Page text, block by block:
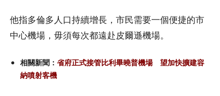
他指多倫多人口持續增長，市民需要一個便捷的市
中心機場，毋須每次都遠赴皮爾遜機場。
相關新聞： 省府正式接管比利畢曉普機場 望加快擴建容
納噴射客機